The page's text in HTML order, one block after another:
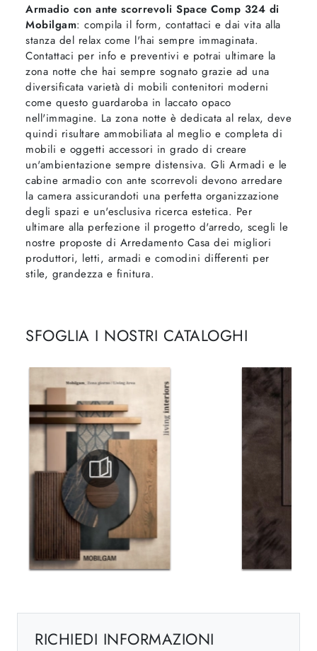
Armadio con ante scorrevoli Space Comp 324 di
Mobilgam: compila il form, contattaci e dai vita alla
stanza del relax come l'hai sempre immaginata.
Contattaci per info e preventivi e potrai ultimare la
zona notte che hai sempre sognato grazie ad una
diversificata varietà di mobili contenitori moderni
come questo guardaroba in laccato opaco
nell'immagine. La zona notte è dedicata al relax, deve
quindi risultare ammobiliata al meglio e completa di
mobili e oggetti accessori in grado di creare
un'ambientazione sempre distensiva. Gli Armadi e le
cabine armadio con ante scorrevoli devono arredare
la camera assicurandoti una perfetta organizzazione
degli spazi e un'esclusiva ricerca estetica. Per
ultimare alla perfezione il progetto d'arredo, scegli le
nostre proposte di Arredamento Casa dei migliori
produttori, letti, armadi e comodini differenti per
stile, grandezza e finitura.
SFOGLIA I NOSTRI CATALOGHI
RICHIEDI INFORMAZIONI